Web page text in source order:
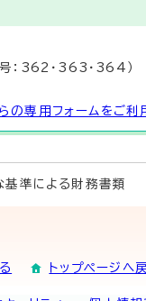
：362・363・364）
の専用フォームをご利
準による財務書類
トップページへ